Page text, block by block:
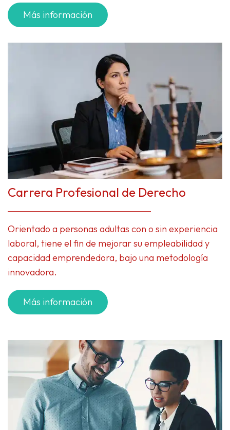
Más información
Carrera Profesional de Derecho
Orientado a personas adultas con o sin experiencia
laboral, tiene el fin de mejorar su empleabilidad y
capacidad emprendedora, bajo una metodología
innovadora.
Más información